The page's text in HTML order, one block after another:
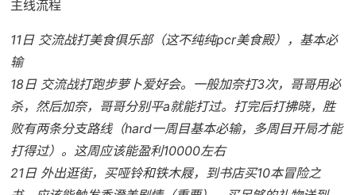
主线流程
11日 交流战打美食俱乐部（这不纯纯pcr美食殿），基本必
输
18日 交流战打跑步萝卜爱好会。一般加奈打3次，哥哥用必
杀，然后加奈，哥哥分别平a就能打过。打完后打拂晓，胜
败有两条分支路线（hard一周目基本必输，多周目开局才能
打得过）。这周应该能盈利10000左右
21日 外出逛街，买哑铃和铁木屐，到书店买10本冒险之